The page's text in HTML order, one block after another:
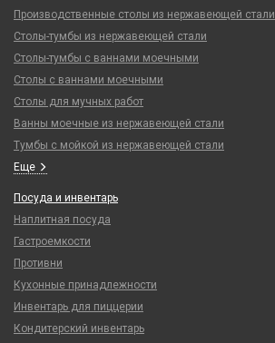
Производственные столы из нержавеющей стали
Столы-тумбы из нержавеющей стали
Столы-тумбы с ваннами моечными
Столы с ваннами моечными
Столы для мучных работ
Ванны моечные из нержавеющей стали
Тумбы с мойкой из нержавеющей стали
Еще
Посуда и инвентарь
Наплитная посуда
Гастроемкости
Противни
Кухонные принадлежности
Инвентарь для пиццерии
Кондитерский инвентарь